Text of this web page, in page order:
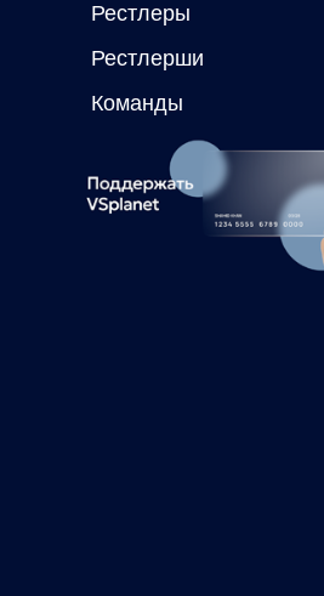
Рестлеры
Рестлерши
Команды